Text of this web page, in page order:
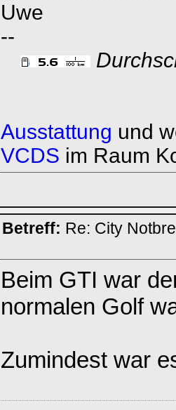
Uwe
--
Ausstattung und
VCDS im Raum
Betreff: Re: City
Beim GTI war
normalen Golf
Zumindest war